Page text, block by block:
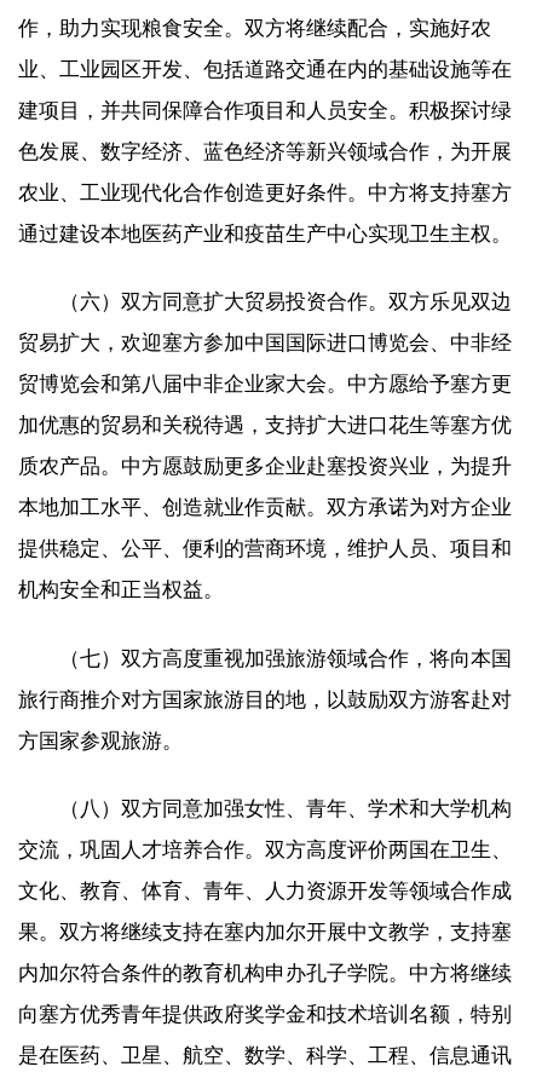
作，助力实现粮食安全。双方将继续配合，实施好农
业、工业园区开发、包括道路交通在内的基础设施等在
建项目，并共同保障合作项目和人员安全。积极探讨绿
色发展、数字经济、蓝色经济等新兴领域合作，为开展
农业、工业现代化合作创造更好条件。中方将支持塞方
通过建设本地医药产业和疫苗生产中心实现卫生主权。
（六）双方同意扩大贸易投资合作。双方乐见双边
贸易扩大，欢迎塞方参加中国国际进口博览会、中非经
贸博览会和第八届中非企业家大会。中方愿给予塞方更
加优惠的贸易和关税待遇，支持扩大进口花生等塞方优
质农产品。中方愿鼓励更多企业赴塞投资兴业，为提升
本地加工水平、创造就业作贡献。双方承诺为对方企业
提供稳定、公平、便利的营商环境，维护人员、项目和
机构安全和正当权益。
（七）双方高度重视加强旅游领域合作，将向本国
旅行商推介对方国家旅游目的地，以鼓励双方游客赴对
方国家参观旅游。
（八）双方同意加强女性、青年、学术和大学机构
交流，巩固人才培养合作。双方高度评价两国在卫生、
文化、教育、体育、青年、人力资源开发等领域合作成
果。双方将继续支持在塞内加尔开展中文教学，支持塞
内加尔符合条件的教育机构申办孔子学院。中方将继续
向塞方优秀青年提供政府奖学金和技术培训名额，特别
是在医药、卫星、航空、数学、科学、工程、信息通讯